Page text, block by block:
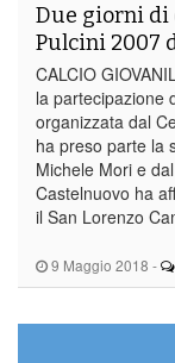
9 Maggio 2018 -
Due giorni di
Pulcini 2007
CALCIO
la partecipazione
organizzata dal
ha preso parte la
Michele Mori e
Castelnuovo ha
il San Lorenzo